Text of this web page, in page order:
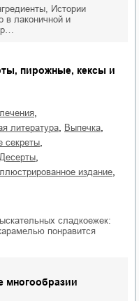
Истории
в лаконичной и
пирожные, кексы и
литература выпечка
секреты
десерты
иллюстрированное издание
сладкоежек:
понравится
многообразии